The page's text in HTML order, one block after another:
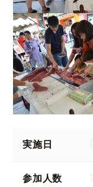
実施日
参加人数